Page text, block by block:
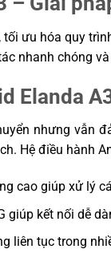
tự
ưu hóa quy
nhanh chóng
Elanda
nhưng
Hệ điều hành
cao giúp xử lý
giúp kết nối dễ
liên tục trong